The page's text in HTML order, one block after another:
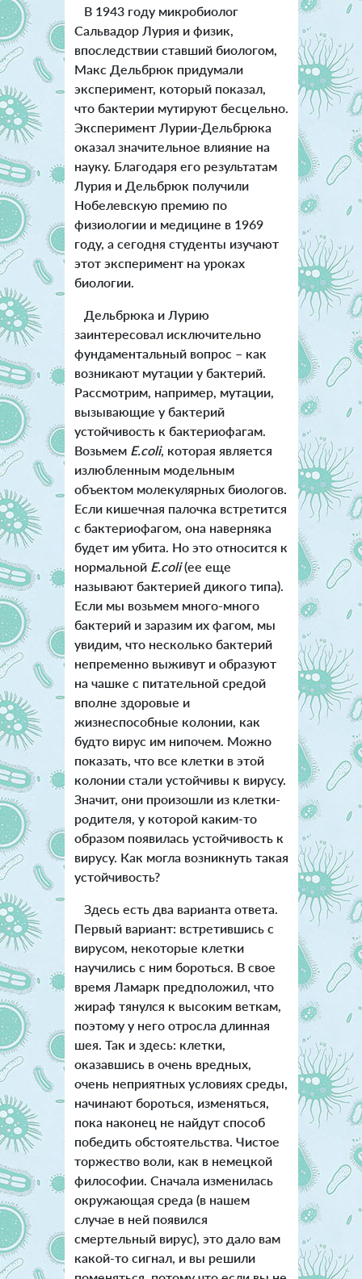
В 1943 году микробиолог
Сальвадор Лурия и физик,
впоследствии ставший биологом,
Макс Дельбрюк придумали
эксперимент, который показал,
что бактерии мутируют бесцельно.
Эксперимент Лурии-Дельбрюка
оказал значительное влияние на
науку. Благодаря его результатам
Лурия и Дельбрюк получили
Нобелевскую премию по
физиологии и медицине в 1969
году, а сегодня студенты изучают
этот эксперимент на уроках
биологии.
Дельбрюка и Лурию
заинтересовал исключительно
фундаментальный вопрос – как
возникают мутации у бактерий.
Рассмотрим, например, мутации,
вызывающие у бактерий
устойчивость к бактериофагам.
Возьмем E.coli, которая является
излюбленным модельным
объектом молекулярных биологов.
Если кишечная палочка встретится
с бактериофагом, она наверняка
будет им убита. Но это относится к
нормальной E.coli(ее еще
называют бактерией дикого типа).
Если мы возьмем много-много
бактерий и заразим их фагом, мы
увидим, что несколько бактерий
непременно выживут и образуют
на чашке с питательной средой
вполне здоровые и
жизнеспособные колонии, как
будто вирус им нипочем. Можно
показать, что все клетки в этой
колонии стали устойчивы к вирусу.
Значит, они произошли из клетки-
родителя, у которой каким-то
образом появилась устойчивость к
вирусу. Как могла возникнуть такая
устойчивость?
Здесь есть два варианта ответа.
Первый вариант: встретившись с
вирусом, некоторые клетки
научились с ним бороться. В свое
время Ламарк предположил, что
жираф тянулся к высоким веткам,
поэтому у него отросла длинная
шея. Так и здесь: клетки,
оказавшись в очень вредных,
очень неприятных условиях среды,
начинают бороться, изменяться,
пока наконец не найдут способ
победить обстоятельства. Чистое
торжество воли, как в немецкой
философии. Сначала изменилась
окружающая среда (в нашем
случае в ней появился
смертельный вирус), это дало вам
какой-то сигнал, и вы решили